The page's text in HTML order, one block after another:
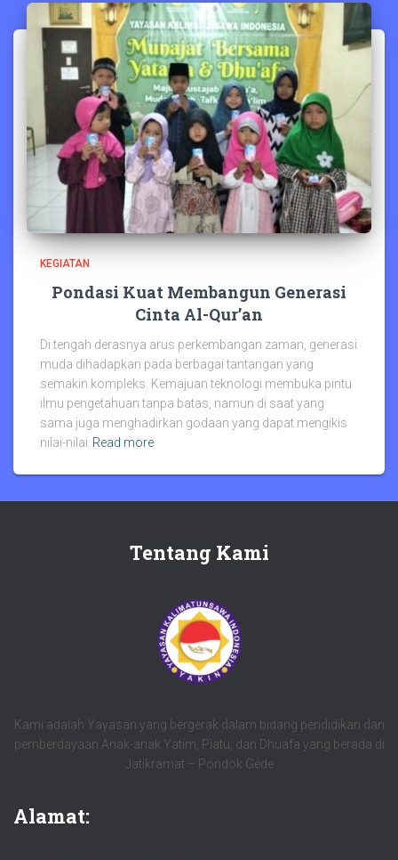
KEGIATAN
Pondasi Kuat Membangun Generasi
Cinta Al-Qur’an
Di tengah derasnya arus perkembangan zaman, generasi
muda dihadapkan pada berbagai tantangan yang
semakin kompleks. Kemajuan teknologi membuka pintu
ilmu pengetahuan tanpa batas, namun di saat yang
sama juga menghadirkan godaan yang dapat mengikis
nilai-nilai Read more
Tentang Kami
Kami adalah Yayasan yang bergerak dalam bidang pendidikan dan
pemberdayaan Anak-anak Yatim, Piatu, dan Dhuafa yang berada di
Jatikramat – Pondok Gede
Alamat: